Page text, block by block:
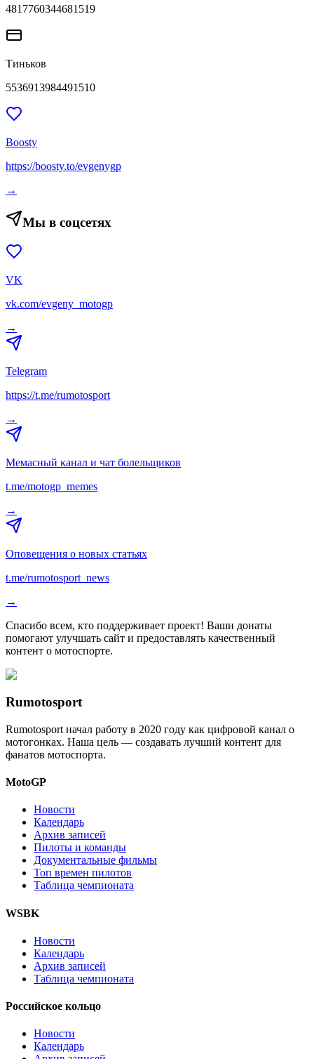
4817760344681519
Тиньков
5536913984491510
Boosty
https://boosty.to/evgenygp
→
Мы в соцсетях
VK
vk.com/evgeny_motogp
→
Telegram
https://t.me/rumotosport
→
Мемасный канал и чат болельщиков
t.me/motogp_memes
→
Оповещения о новых статьях
t.me/rumotosport_news
→
Спасибо всем, кто поддерживает проект! Ваши донаты
помогают улучшать сайт и предоставлять качественный
контент о мотоспорте.
Rumotosport
Rumotosport начал работу в 2020 году как цифровой канал о
мотогонках. Наша цель — создавать лучший контент для
фанатов мотоспорта.
MotoGP
Новости
Календарь
Архив записей
Пилоты и команды
Документальные фильмы
Топ времен пилотов
Таблица чемпионата
WSBK
Новости
Календарь
Архив записей
Таблица чемпионата
Российское кольцо
Новости
Календарь